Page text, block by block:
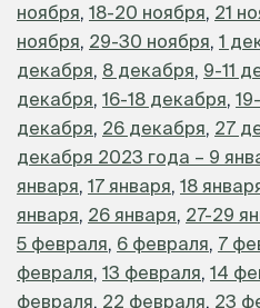
ноября, 18-20 ноября, 21
ноября, 29-30 ноября, 1
декабря, 8 декабря, 9-11
декабря, 16-18 декабря,
декабря, 26 декабря, 27
декабря 2023 года – 9
января, 17 января, 18
января, 26 января, 27-29
5 февраля, 6 февраля, 7
февраля, 13 февраля, 14
февраля, 22 февраля, 23